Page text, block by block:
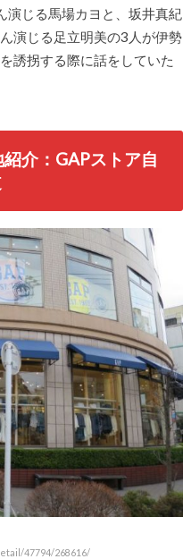
演じる馬場カヨと、坂井真紀
演じる足立明美の3人が伊勢
誘拐する際に話をしていた
介：GAPストア自
47794/268616/